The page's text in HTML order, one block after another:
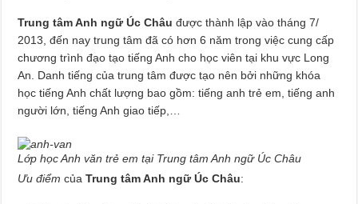
Trung tâm Anh ngữ Úc Châu được thành lập vào tháng 7/
2013, đến nay trung tâm đã có hơn 6 năm trong việc cung cấp
chương trình đạo tạo tiếng Anh cho học viên tại khu vực Long
An. Danh tiếng của trung tâm được tạo nên bởi những khóa
học tiếng Anh chất lượng bao gồm: tiếng anh trẻ em, tiếng anh
người lớn, tiếng Anh giao tiếp,…
Lớp học Anh văn trẻ em tại Trung tâm Anh ngữ Úc Châu
Ưu điểm củaTrung tâm Anh ngữ Úc Châu: